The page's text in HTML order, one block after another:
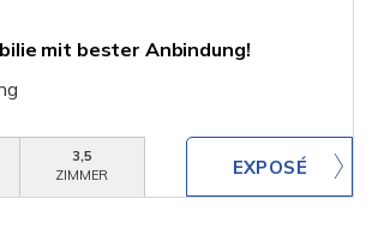
mit bester Anbindung!
3,5
ZIMMER